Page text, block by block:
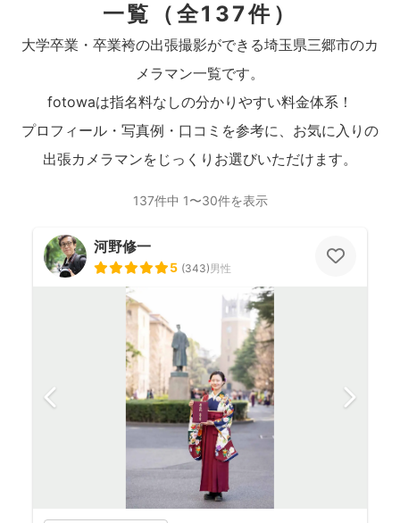
一覧
（全137件）
大学卒業・卒業袴の出張撮影ができる埼玉県三郷市のカ
メラマン一覧です。
fotowaは指名料なしの分かりやすい料金体系！
プロフィール・写真例・口コミを参考に、お気に入りの
出張カメラマンをじっくりお選びいただけます。
137件中 1〜30件を表示
河野修一
5 (343)男性